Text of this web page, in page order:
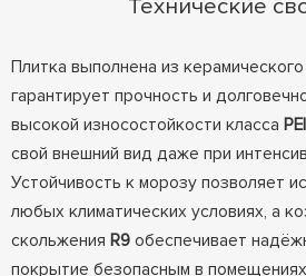
Технические
Плитка выполнена из керамического
гарантирует прочность и
высокой износостойкости класса
свой внешний вид даже при
Устойчивость к морозу позволяет
любых климатических условиях, а
скольжения R9обеспечивает
покрытие безопасным в